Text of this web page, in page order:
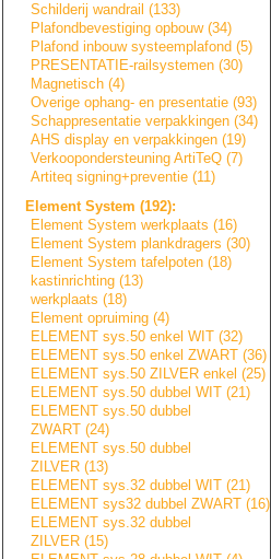
Schilderij wandrail (133)
Plafondbevestiging opbouw (34)
Plafond inbouw systeemplafond (5)
PRESENTATIE-rail systemen (30)
Magnetisch (4)
Overige ophang- en presentatie (93)
Schappresentatie verpakkingen (34)
AHS display en verpakkingen (19)
Verkoopondersteuning ArtiTeQ (7)
Artiteq signing+preventie (11)
Element System (192):
Element System werkplaats (16)
Element System plankdragers (30)
Element System tafelpoten (18)
kastinrichting (13)
werkplaats (18)
Element opruiming (4)
ELEMENT sys.50 enkel WIT (32)
ELEMENT sys.50 enkel ZWART (36)
ELEMENT sys.50 ZILVER enkel (25)
ELEMENT sys.50 dubbel WIT (21)
ELEMENT sys.50 dubbel
ZWART (24)
ELEMENT sys.50 dubbel
ZILVER (13)
ELEMENT sys.32 dubbel WIT (21)
ELEMENT sys32 dubbel ZWART (16)
ELEMENT sys.32 dubbel
ZILVER (15)